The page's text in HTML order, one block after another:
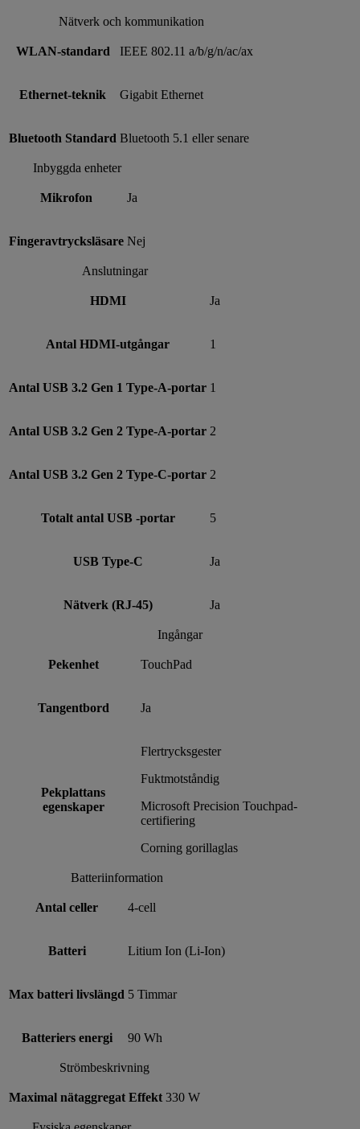
Nätverk och kommunikation
WLAN-standard IEEE 802.11 a/b/g/n/ac/ax
Ethernet-teknik Gigabit Ethernet
Bluetooth Standard Bluetooth 5.1 eller senare
Inbyggda enheter
Mikrofon Ja
Fingeravtrycksläsare Nej
Anslutningar
HDMI Ja
Antal HDMI-utgångar 1
Antal USB 3.2 Gen 1 Type-A-portar 1
Antal USB 3.2 Gen 2 Type-A-portar 2
Antal USB 3.2 Gen 2 Type-C-portar 2
Totalt antal USB -portar 5
USB Type-C Ja
Nätverk (RJ-45) Ja
Ingångar
Pekenhet TouchPad
Tangentbord Ja
Pekplattans
egenskaper
Flertrycksgester
Fuktmotståndig
Microsoft Precision Touchpad-
certifiering
Corning gorillaglas
Batteriinformation
Antal celler 4-cell
Batteri Litium Ion (Li-Ion)
Max batteri livslängd 5 Timmar
Batteriers energi 90 Wh
Strömbeskrivning
Maximal nätaggregat Effekt 330 W